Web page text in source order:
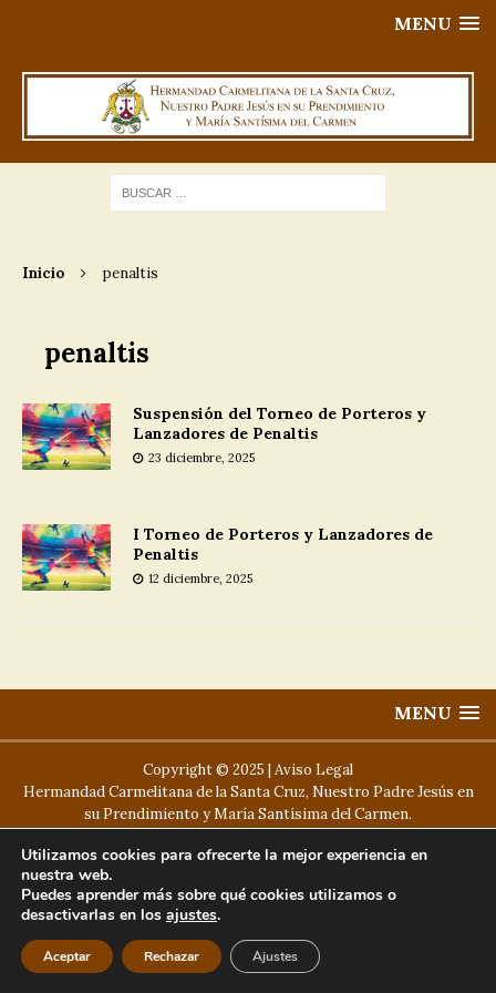
MENU
Inicio penaltis
penaltis
Suspensión del Torneo de Porteros y
Lanzadores de Penaltis
23 diciembre, 2025
I Torneo de Porteros y Lanzadores de
Penaltis
12 diciembre, 2025
MENU
Copyright © 2025 | Aviso Legal
Hermandad Carmelitana de la Santa Cruz, Nuestro Padre Jesús en
su Prendimiento y María Santísima del Carmen.
Utilizamos cookies para ofrecerte la mejor experiencia en
nuestra web.
Puedes aprender más sobre qué cookies utilizamos o
desactivarlas en los ajustes.
Aceptar Rechazar Ajustes